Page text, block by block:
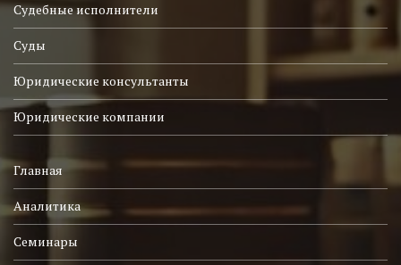
Судебные исполнители
Суды
Юридические консультанты
Юридические компании
Главная
Аналитика
Семинары